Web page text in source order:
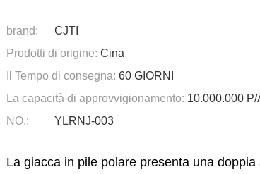
brand:
CJTI
Prodotti di origine: Cina
Il Tempo di consegna: 60 GIORNI
La capacità di approvvigionamento: 10.000.000
NO.:
YLRNJ-003
La giacca in pile polare presenta una